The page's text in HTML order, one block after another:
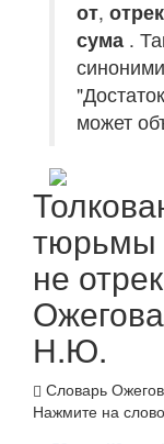
от,
сума .
может
тюрьмы
не
Н.Ю.
Словарь
Нажмите на